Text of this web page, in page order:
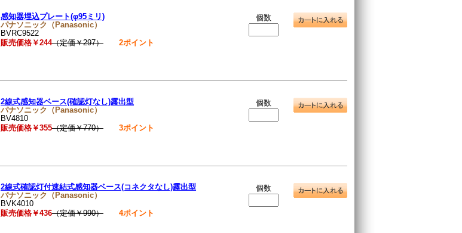
感知器埋込プレート(φ95ミリ)
パナソニック（Panasonic）
BVRC9522
販売価格￥244（定価￥297） 2ポイント
個数
2線式感知器ベース(確認灯なし)露出型
パナソニック（Panasonic）
BV4810
販売価格￥355（定価￥770） 3ポイント
個数
2線式確認灯付速結式感知器ベース(コネクタなし)露出型
パナソニック（Panasonic）
BVK4010
販売価格￥436（定価￥990） 4ポイント
個数